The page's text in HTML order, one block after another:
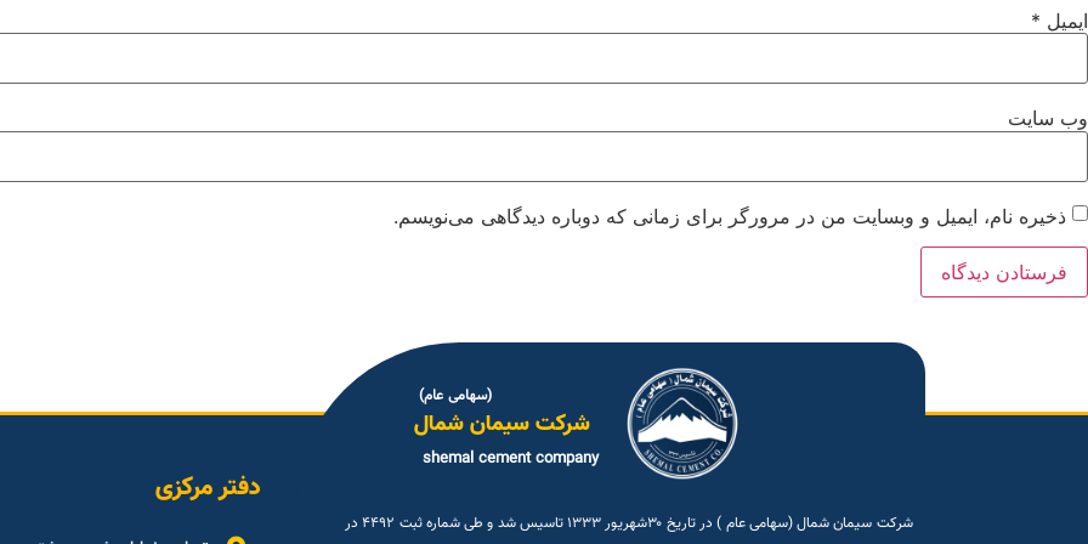
ایمیل *
وب‌ سایت
ذخیره نام، ایمیل و وبسایت من در مرورگر برای زمانی که دوباره دیدگاهی می‌نویسم.
(سهامی عام)
شرکت سیمان شمال
shemal cement company
شرکت سیمان شمال (سهامی عام ) در تاریخ ۳۰شهريور ۱۳۳۳ تاسیس شد و طی شماره ثبت ۴۴۹۲ در
دفتر مرکزی